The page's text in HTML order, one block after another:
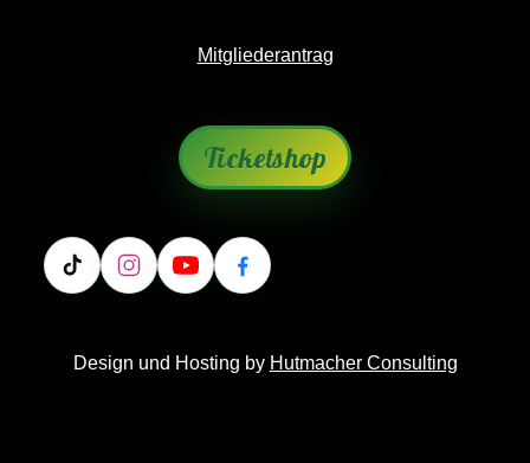
Mitgliederantrag
Ticketshop
Design und Hosting by Hutmacher Consulting